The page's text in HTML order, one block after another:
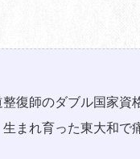
復師のダブル国家資
まれ育った東大和で